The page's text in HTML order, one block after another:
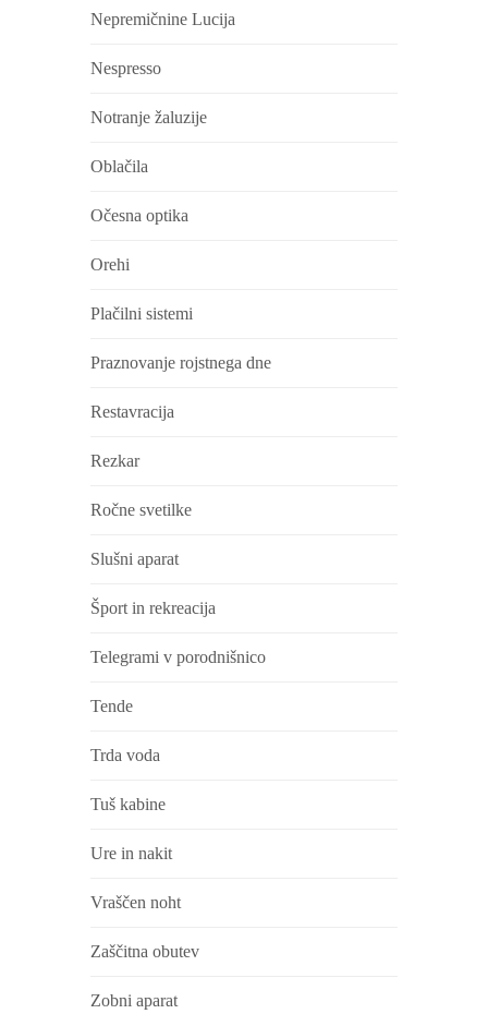
Nepremičnine Lucija
Nespresso
Notranje žaluzije
Oblačila
Očesna optika
Orehi
Plačilni sistemi
Praznovanje rojstnega dne
Restavracija
Rezkar
Ročne svetilke
Slušni aparat
Šport in rekreacija
Telegrami v porodnišnico
Tende
Trda voda
Tuš kabine
Ure in nakit
Vraščen noht
Zaščitna obutev
Zobni aparat